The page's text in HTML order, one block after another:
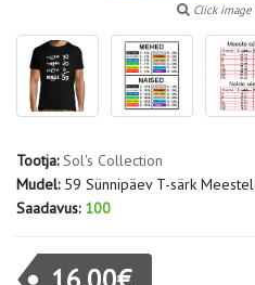
Click
Tootja: Sol's Collection
Mudel: 59 Sünnipäev T-särk
Saadavus: 100